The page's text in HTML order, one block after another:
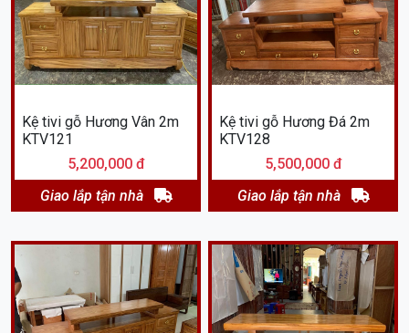
Kệ tivi gỗ Hương Vân 2m
KTV121
5,200,000 đ
Giao lắp tận nhà
Kệ tivi gỗ Hương Đá 2m
KTV128
5,500,000 đ
Giao lắp tận nhà